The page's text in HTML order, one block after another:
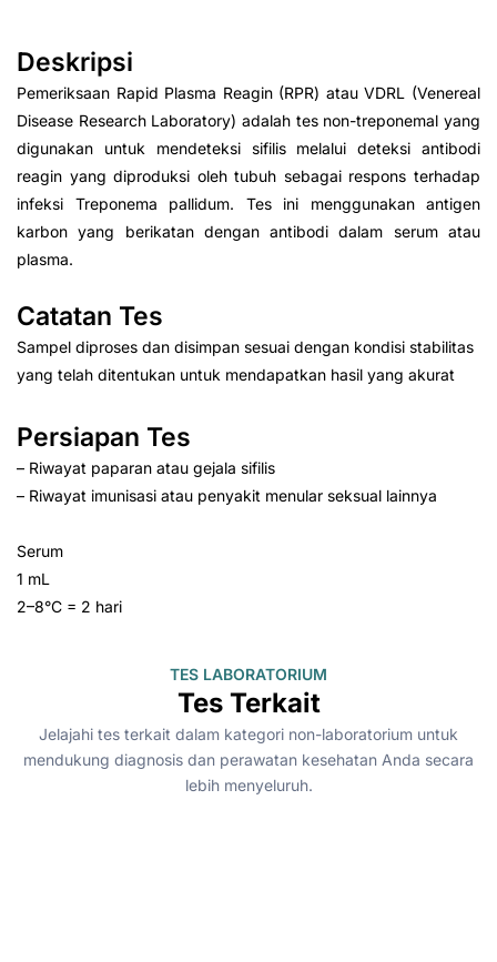
Deskripsi
Pemeriksaan Rapid Plasma Reagin (RPR) atau VDRL (Venereal
Disease Research Laboratory) adalah tes non-treponemal yang
digunakan untuk mendeteksi sifilis melalui deteksi antibodi
reagin yang diproduksi oleh tubuh sebagai respons terhadap
infeksi Treponema pallidum. Tes ini menggunakan antigen
karbon yang berikatan dengan antibodi dalam serum atau
plasma.
Catatan Tes
Sampel diproses dan disimpan sesuai dengan kondisi stabilitas
yang telah ditentukan untuk mendapatkan hasil yang akurat
Persiapan Tes
– Riwayat paparan atau gejala sifilis
– Riwayat imunisasi atau penyakit menular seksual lainnya
Serum
1 mL
2–8°C = 2 hari
TES LABORATORIUM
Tes Terkait
Jelajahi tes terkait dalam kategori non-laboratorium untuk
mendukung diagnosis dan perawatan kesehatan Anda secara
lebih menyeluruh.